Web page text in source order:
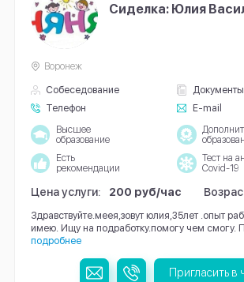
Сиделка: Юлия
Собеседование
Документы
Телефон
E-mail
Воронеж
Высшее
образование
Есть
рекомендации
Тест на
Covid-19
Цена услуги: 200 руб/час
Здравствуйте.меея,зовут юлия,35лет .опыт
имею. Ищу на подработку.помогу чем смогу.
подробнее
Пригласить в